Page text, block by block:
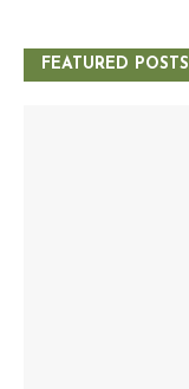
FEATURED POSTS